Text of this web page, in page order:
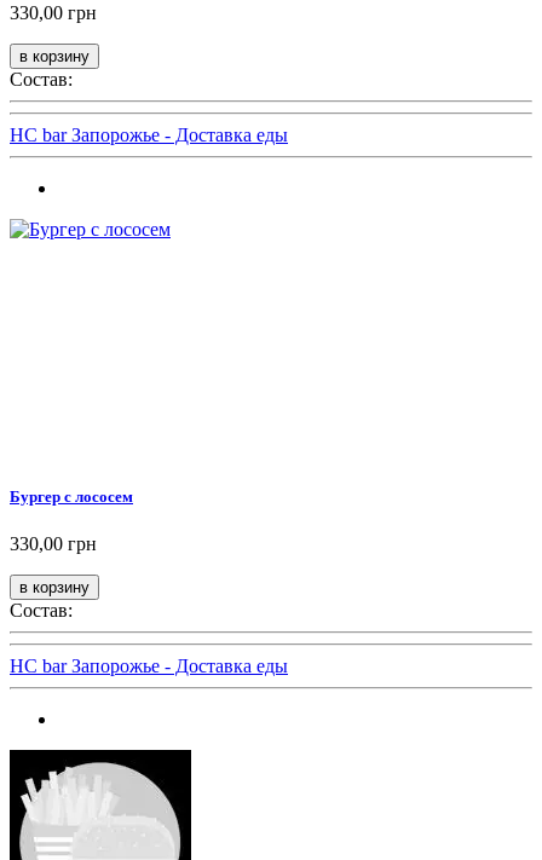
330,00 грн
Состав:
HC bar Запорожье - Доставка еды
Бургер с лососем
330,00 грн
Состав:
HC bar Запорожье - Доставка еды